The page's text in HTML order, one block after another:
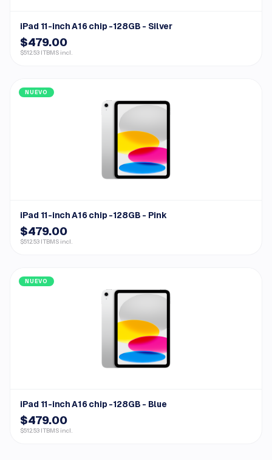
iPad 11-inch A16 chip -128GB - Silver
$479.00
$512.53 ITBMS incl.
NUEVO
iPad 11-inch A16 chip -128GB - Pink
$479.00
$512.53 ITBMS incl.
NUEVO
iPad 11-inch A16 chip -128GB - Blue
$479.00
$512.53 ITBMS incl.